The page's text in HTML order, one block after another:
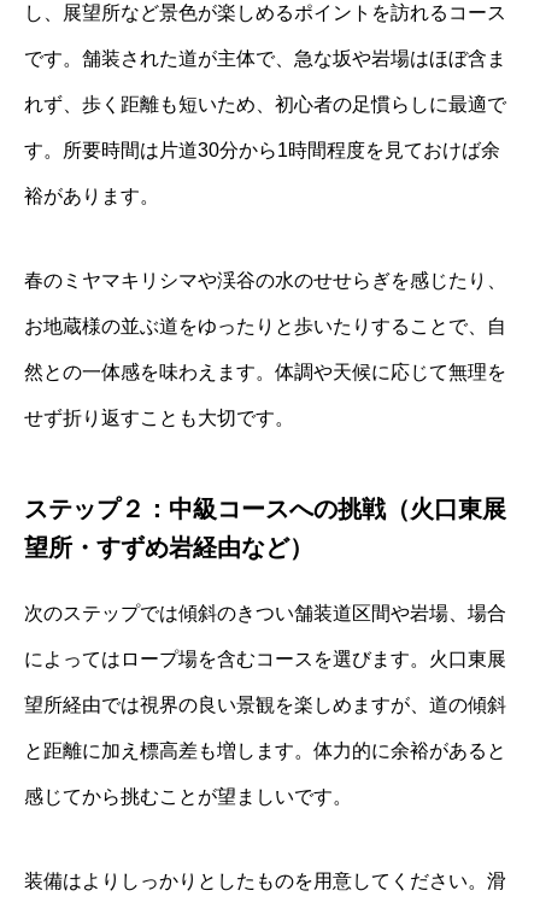
し、展望所など景色が楽しめるポイントを訪れるコース
です。舗装された道が主体で、急な坂や岩場はほぼ含ま
れず、歩く距離も短いため、初心者の足慣らしに最適で
す。所要時間は片道30分から1時間程度を見ておけば余
裕があります。
春のミヤマキリシマや渓谷の水のせせらぎを感じたり、
お地蔵様の並ぶ道をゆったりと歩いたりすることで、自
然との一体感を味わえます。体調や天候に応じて無理を
せず折り返すことも大切です。
ステップ２：中級コースへの挑戦（火口東展
望所・すずめ岩経由など）
次のステップでは傾斜のきつい舗装道区間や岩場、場合
によってはロープ場を含むコースを選びます。火口東展
望所経由では視界の良い景観を楽しめますが、道の傾斜
と距離に加え標高差も増します。体力的に余裕があると
感じてから挑むことが望ましいです。
装備はよりしっかりとしたものを用意してください。滑